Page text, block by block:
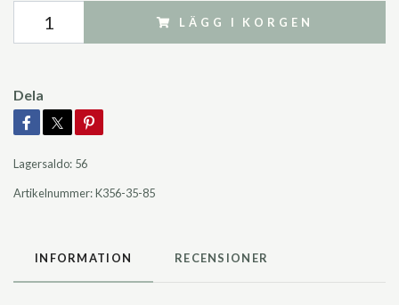
LÄGG I KORGEN
Dela
Lagersaldo: 56
Artikelnummer:K356-35-85
INFORMATION RECENSIONER